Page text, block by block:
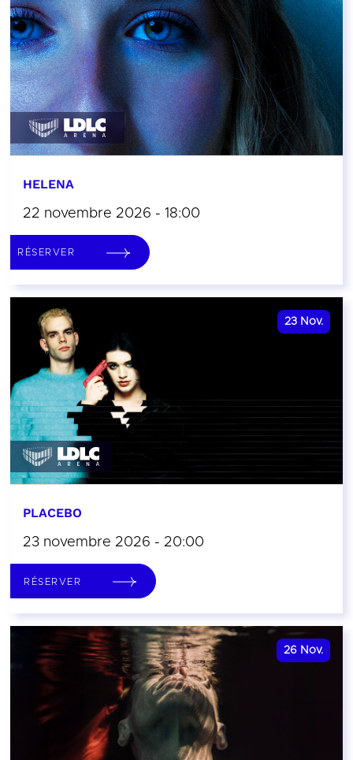
HELENA
22 novembre 2026 - 18:00
RÉSERVER
23 Nov.
PLACEBO
23 novembre 2026 - 20:00
RÉSERVER
26 Nov.